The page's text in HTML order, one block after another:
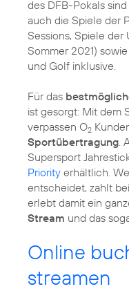
des DFB-Pokals
auch die Spiele der
Sessions, Spiele der
Sommer 2021)
und Golf inklusive.
Für das
ist gesorgt: Mit dem
verpassen O2
Sportübertragung .
Supersport
Priority erhältlich.
entscheidet, zahlt
erlebt damit ein
Stream und das
Online
streamen